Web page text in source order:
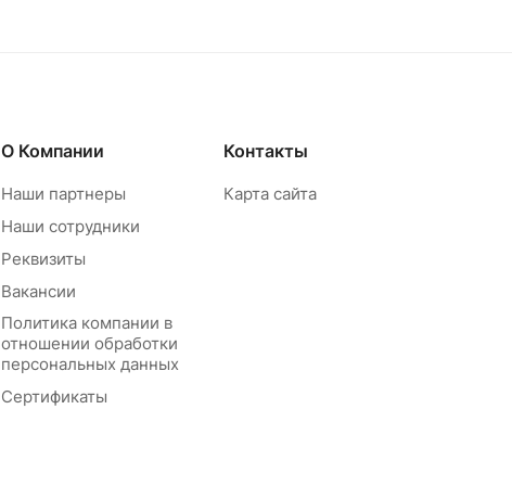
О Компании
Наши партнеры
Наши сотрудники
Реквизиты
Вакансии
Политика компании в
отношении обработки
персональных данных
Сертификаты
Контакты
Карта сайта